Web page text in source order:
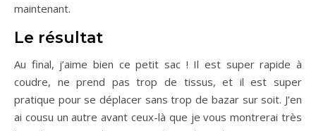
maintenant.
Le résultat
Au final, j’aime bien ce petit sac ! Il est super rapide à
coudre, ne prend pas trop de tissus, et il est super
pratique pour se déplacer sans trop de bazar sur soit. J’en
ai cousu un autre avant ceux-là que je vous montrerai très